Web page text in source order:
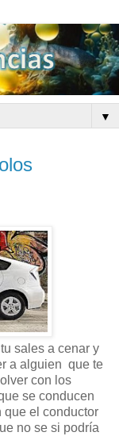
▼
sales a cenar y
a alguien que te
con los
se conducen
que el conductor
no se si podría